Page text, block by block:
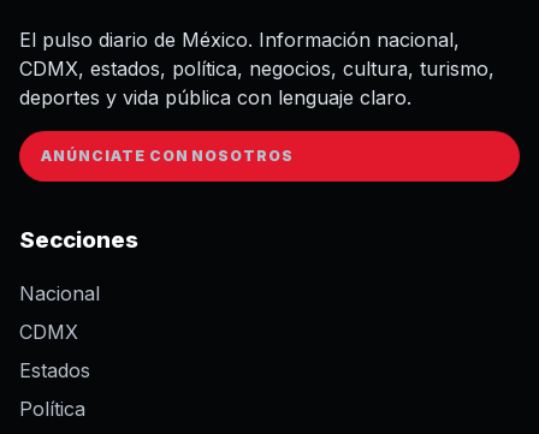
El pulso diario de México. Información nacional,
CDMX, estados, política, negocios, cultura, turismo,
deportes y vida pública con lenguaje claro.
ANÚNCIATE CON NOSOTROS
Secciones
Nacional
CDMX
Estados
Política